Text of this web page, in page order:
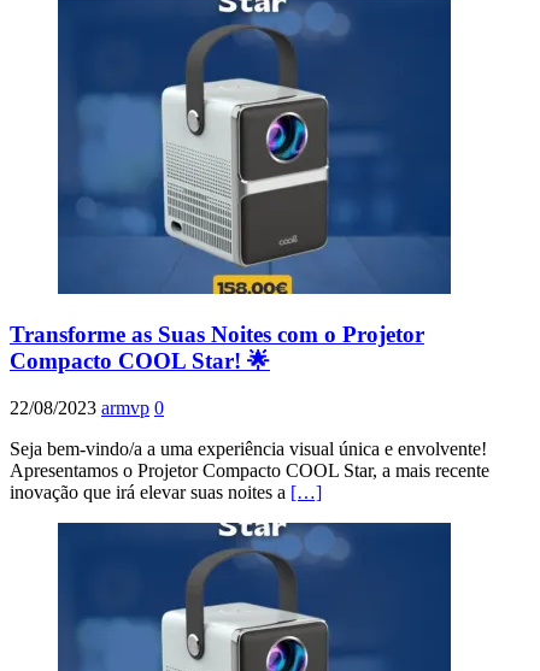
Transforme as Suas Noites com o Projetor
Compacto COOL Star! 🌟
22/08/2023 armvp 0
Seja bem-vindo/a a uma experiência visual única e envolvente!
Apresentamos o Projetor Compacto COOL Star, a mais recente
inovação que irá elevar suas noites a […]